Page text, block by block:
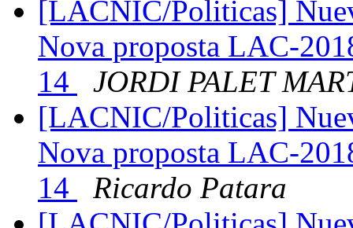
[LACNIC/Politicas]
Nova proposta LAC-
14
JORDI PALET
[LACNIC/Politicas]
Nova proposta LAC-
14
Ricardo Patara